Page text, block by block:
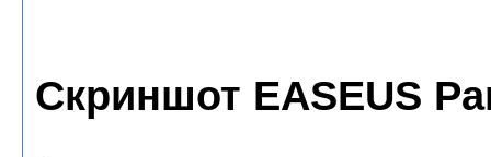
Скриншот EASEUS